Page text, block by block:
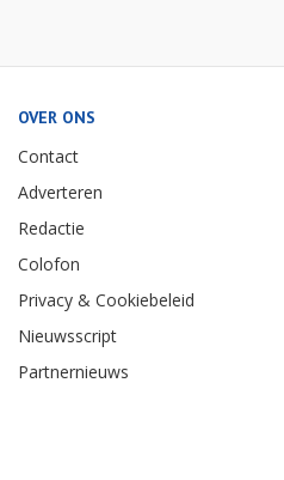
OVER ONS
Contact
Adverteren
Redactie
Colofon
Privacy & Cookiebeleid
Nieuwsscript
Partnernieuws